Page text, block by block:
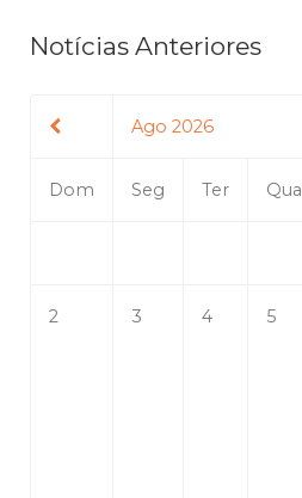
Notícias Anteriores
Ago 2026
Dom Seg Ter Qua
2 3 4 5